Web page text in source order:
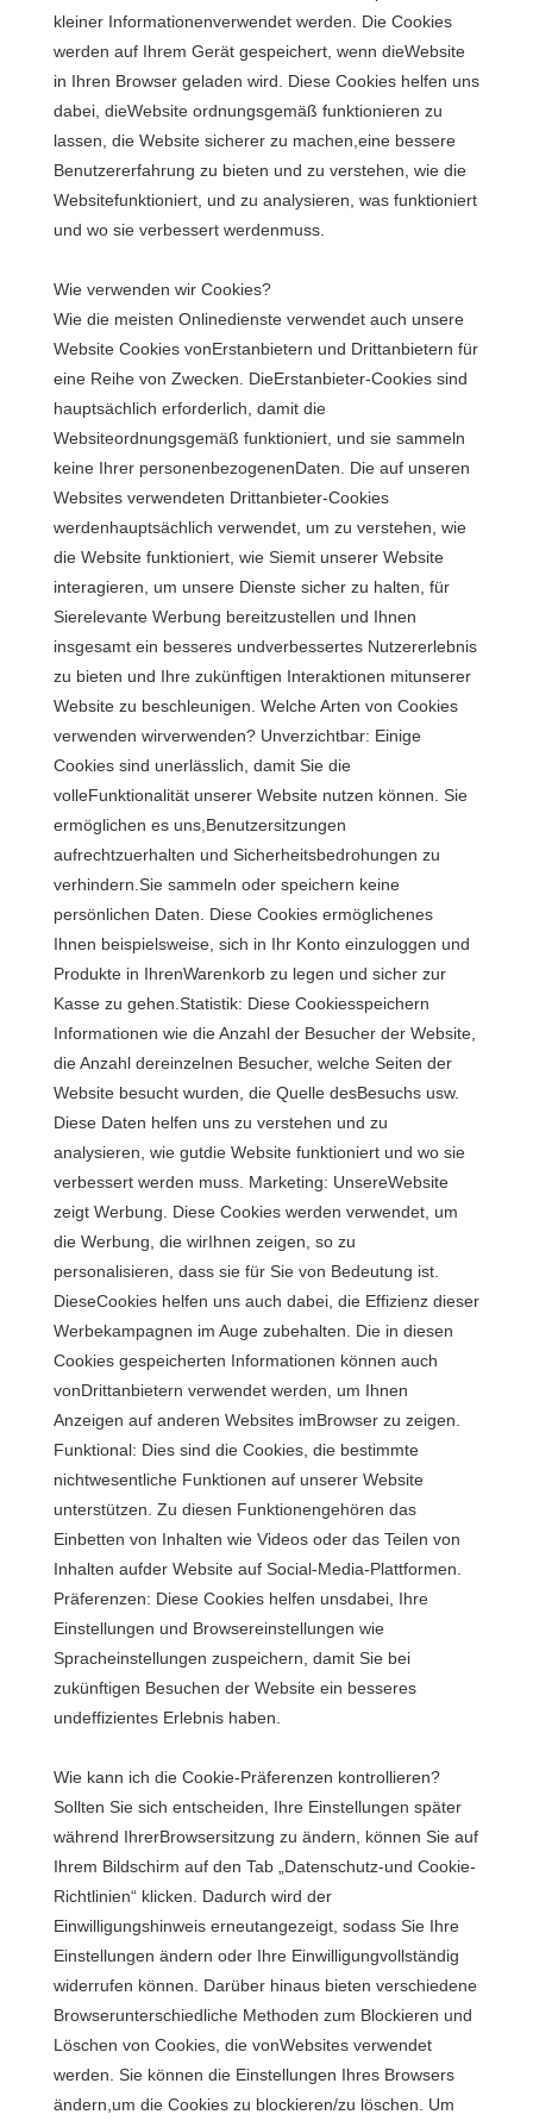
kleiner Informationenverwendet werden. Die Cookies
werden auf Ihrem Gerät gespeichert, wenn dieWebsite
in Ihren Browser geladen wird. Diese Cookies helfen uns
dabei, dieWebsite ordnungsgemäß funktionieren zu
lassen, die Website sicherer zu machen,eine bessere
Benutzererfahrung zu bieten und zu verstehen, wie die
Websitefunktioniert, und zu analysieren, was funktioniert
und wo sie verbessert werdenmuss.
Wie verwenden wir Cookies?
Wie die meisten Onlinedienste verwendet auch unsere
Website Cookies vonErstanbietern und Drittanbietern für
eine Reihe von Zwecken. DieErstanbieter-Cookies sind
hauptsächlich erforderlich, damit die
Websiteordnungsgemäß funktioniert, und sie sammeln
keine Ihrer personenbezogenenDaten. Die auf unseren
Websites verwendeten Drittanbieter-Cookies
werdenhauptsächlich verwendet, um zu verstehen, wie
die Website funktioniert, wie Siemit unserer Website
interagieren, um unsere Dienste sicher zu halten, für
Sierelevante Werbung bereitzustellen und Ihnen
insgesamt ein besseres undverbessertes Nutzererlebnis
zu bieten und Ihre zukünftigen Interaktionen mitunserer
Website zu beschleunigen. Welche Arten von Cookies
verwenden wirverwenden? Unverzichtbar: Einige
Cookies sind unerlässlich, damit Sie die
volleFunktionalität unserer Website nutzen können. Sie
ermöglichen es uns,Benutzersitzungen
aufrechtzuerhalten und Sicherheitsbedrohungen zu
verhindern.Sie sammeln oder speichern keine
persönlichen Daten. Diese Cookies ermöglichenes
Ihnen beispielsweise, sich in Ihr Konto einzuloggen und
Produkte in IhrenWarenkorb zu legen und sicher zur
Kasse zu gehen.Statistik: Diese Cookiesspeichern
Informationen wie die Anzahl der Besucher der Website,
die Anzahl dereinzelnen Besucher, welche Seiten der
Website besucht wurden, die Quelle desBesuchs usw.
Diese Daten helfen uns zu verstehen und zu
analysieren, wie gutdie Website funktioniert und wo sie
verbessert werden muss. Marketing: UnsereWebsite
zeigt Werbung. Diese Cookies werden verwendet, um
die Werbung, die wirIhnen zeigen, so zu
personalisieren, dass sie für Sie von Bedeutung ist.
DieseCookies helfen uns auch dabei, die Effizienz dieser
Werbekampagnen im Auge zubehalten. Die in diesen
Cookies gespeicherten Informationen können auch
vonDrittanbietern verwendet werden, um Ihnen
Anzeigen auf anderen Websites imBrowser zu zeigen.
Funktional: Dies sind die Cookies, die bestimmte
nichtwesentliche Funktionen auf unserer Website
unterstützen. Zu diesen Funktionengehören das
Einbetten von Inhalten wie Videos oder das Teilen von
Inhalten aufder Website auf Social-Media-Plattformen.
Präferenzen: Diese Cookies helfen unsdabei, Ihre
Einstellungen und Browsereinstellungen wie
Spracheinstellungen zuspeichern, damit Sie bei
zukünftigen Besuchen der Website ein besseres
undeffizientes Erlebnis haben.
Wie kann ich die Cookie-Präferenzen kontrollieren?
Sollten Sie sich entscheiden, Ihre Einstellungen später
während IhrerBrowsersitzung zu ändern, können Sie auf
Ihrem Bildschirm auf den Tab „Datenschutz-und Cookie-
Richtlinien“ klicken. Dadurch wird der
Einwilligungshinweis erneutangezeigt, sodass Sie Ihre
Einstellungen ändern oder Ihre Einwilligungvollständig
widerrufen können. Darüber hinaus bieten verschiedene
Browserunterschiedliche Methoden zum Blockieren und
Löschen von Cookies, die vonWebsites verwendet
werden. Sie können die Einstellungen Ihres Browsers
ändern,um die Cookies zu blockieren/zu löschen. Um